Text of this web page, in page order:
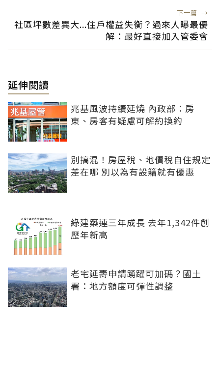
下一篇 →
社區坪數差異大...住戶權益失衡？過來人曝最優
解：最好直接加入管委會
延伸閱讀
兆基風波持續延燒 內政部：房
東、房客有疑慮可解約換約
別搞混！房屋稅、地價稅自住規定
差在哪 別以為有設籍就有優惠
綠建築連三年成長 去年1,342件創
歷年新高
老宅延壽申請踴躍可加碼？國土
署：地方額度可彈性調整